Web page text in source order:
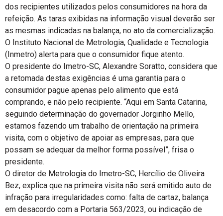
dos recipientes utilizados pelos consumidores na hora da
refeição. As taras exibidas na informação visual deverão ser
as mesmas indicadas na balança, no ato da comercialização.
O Instituto Nacional de Metrologia, Qualidade e Tecnologia
(Inmetro) alerta para que o consumidor fique atento.
O presidente do Imetro-SC, Alexandre Soratto, considera que
a retomada destas exigências é uma garantia para o
consumidor pague apenas pelo alimento que está
comprando, e não pelo recipiente. “Aqui em Santa Catarina,
seguindo determinação do governador Jorginho Mello,
estamos fazendo um trabalho de orientação na primeira
visita, com o objetivo de apoiar as empresas, para que
possam se adequar da melhor forma possível”, frisa o
presidente.
O diretor de Metrologia do Imetro-SC, Hercílio de Oliveira
Bez, explica que na primeira visita não será emitido auto de
infração para irregularidades como: falta de cartaz, balança
em desacordo com a Portaria 563/2023, ou indicação de